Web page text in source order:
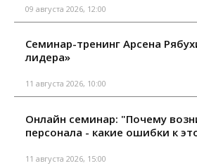
09 августа 2026, 12:00
Семинар-тренинг Арсена
лидера»
11 августа 2026, 10:00
Онлайн семинар: "Почему
персонала - какие ошибки к
11 августа 2026, 15:00